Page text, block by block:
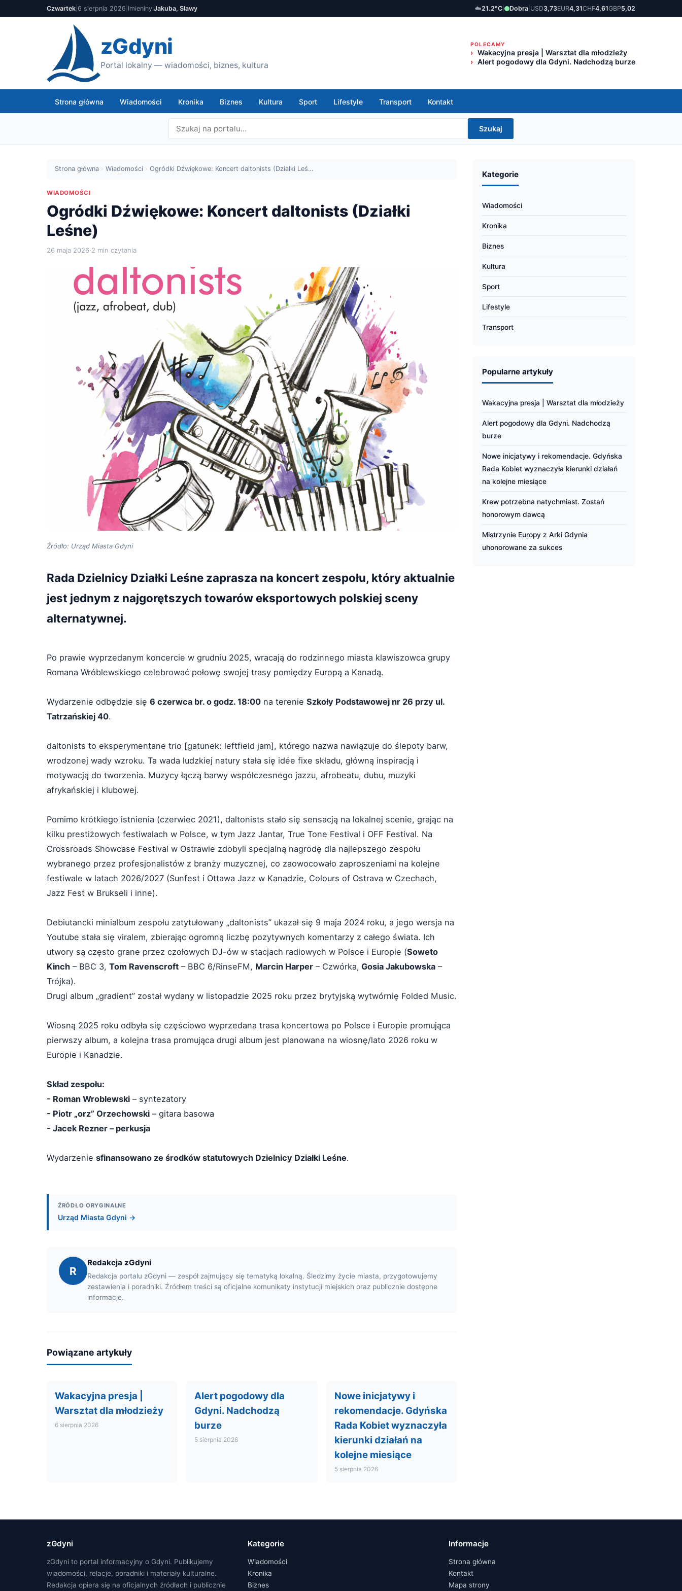
Czwartek 6 sierpnia 2026 Imieniny:Jakuba, Sławy ☁️21.2°C Dobra USD3,73EUR4,31CHF4,61GBP5,02
zGdyni
Portal lokalny — wiadomości, biznes, kultura
POLECAMY
Wakacyjna presja | Warsztat dla młodzieży
Alert pogodowy dla Gdyni. Nadchodzą burze
Strona główna Wiadomości Kronika Biznes Kultura Sport Lifestyle Transport Kontakt
Szukaj
Strona główna › Wiadomości › Ogródki Dźwiękowe: Koncert daltonists (Działki Leś…
WIADOMOŚCI
Ogródki Dźwiękowe: Koncert daltonists (Działki
Leśne)
26 maja 2026·2 min czytania
Źródło: Urząd Miasta Gdyni
Rada Dzielnicy Działki Leśne zaprasza na koncert zespołu, który aktualnie
jest jednym z najgorętszych towarów eksportowych polskiej sceny
alternatywnej.
Po prawie wyprzedanym koncercie w grudniu 2025, wracają do rodzinnego miasta klawiszowca grupy
Romana Wróblewskiego celebrować połowę swojej trasy pomiędzy Europą a Kanadą.
Wydarzenie odbędzie się 6 czerwca br. o godz. 18:00 na terenie Szkoły Podstawowej nr 26 przy ul.
Tatrzańskiej 40.
daltonists to eksperymentane trio [gatunek: leftfield jam], którego nazwa nawiązuje do ślepoty barw,
wrodzonej wady wzroku. Ta wada ludzkiej natury stała się idée fixe składu, główną inspiracją i
motywacją do tworzenia. Muzycy łączą barwy współczesnego jazzu, afrobeatu, dubu, muzyki
afrykańskiej i klubowej.
Pomimo krótkiego istnienia (czerwiec 2021), daltonists stało się sensacją na lokalnej scenie, grając na
kilku prestiżowych festiwalach w Polsce, w tym Jazz Jantar, True Tone Festival i OFF Festival. Na
Crossroads Showcase Festival w Ostrawie zdobyli specjalną nagrodę dla najlepszego zespołu
wybranego przez profesjonalistów z branży muzycznej, co zaowocowało zaproszeniami na kolejne
festiwale w latach 2026/2027 (Sunfest i Ottawa Jazz w Kanadzie, Colours of Ostrava w Czechach,
Jazz Fest w Brukseli i inne).
Debiutancki minialbum zespołu zatytułowany „daltonists” ukazał się 9 maja 2024 roku, a jego wersja na
Youtube stała się viralem, zbierając ogromną liczbę pozytywnych komentarzy z całego świata. Ich
utwory są często grane przez czołowych DJ-ów w stacjach radiowych w Polsce i Europie (Soweto
Kinch – BBC 3, Tom Ravenscroft – BBC 6/RinseFM, Marcin Harper – Czwórka, Gosia Jakubowska –
Trójka).
Drugi album „gradient” został wydany w listopadzie 2025 roku przez brytyjską wytwórnię Folded Music.
Wiosną 2025 roku odbyła się częściowo wyprzedana trasa koncertowa po Polsce i Europie promująca
pierwszy album, a kolejna trasa promująca drugi album jest planowana na wiosnę/lato 2026 roku w
Europie i Kanadzie.
Skład zespołu:
- Roman Wroblewski – syntezatory
- Piotr „orz” Orzechowski – gitara basowa
- Jacek Rezner – perkusja
Wydarzenie sfinansowano ze środków statutowych Dzielnicy Działki Leśne.
ŹRÓDŁO ORYGINALNE
Urząd Miasta Gdyni →
R
Redakcja zGdyni
Redakcja portalu zGdyni — zespół zajmujący się tematyką lokalną. Śledzimy życie miasta, przygotowujemy
zestawienia i poradniki. Źródłem treści są oficjalne komunikaty instytucji miejskich oraz publicznie dostępne
informacje.
Powiązane artykuły
Wakacyjna presja |
Warsztat dla młodzieży
6 sierpnia 2026
Alert pogodowy dla
Gdyni. Nadchodzą
burze
5 sierpnia 2026
Nowe inicjatywy i
rekomendacje. Gdyńska
Rada Kobiet wyznaczyła
kierunki działań na
kolejne miesiące
5 sierpnia 2026
Kategorie
Wiadomości
Kronika
Biznes
Kultura
Sport
Lifestyle
Transport
Popularne artykuły
Wakacyjna presja | Warsztat dla młodzieży
Alert pogodowy dla Gdyni. Nadchodzą
burze
Nowe inicjatywy i rekomendacje. Gdyńska
Rada Kobiet wyznaczyła kierunki działań
na kolejne miesiące
Krew potrzebna natychmiast. Zostań
honorowym dawcą
Mistrzynie Europy z Arki Gdynia
uhonorowane za sukces
zGdyni
zGdyni to portal informacyjny o Gdyni. Publikujemy
wiadomości, relacje, poradniki i materiały kulturalne.
Redakcja opiera się na oficjalnych źródłach i publicznie
Kategorie
Wiadomości
Kronika
Biznes
Informacje
Strona główna
Kontakt
Mapa strony